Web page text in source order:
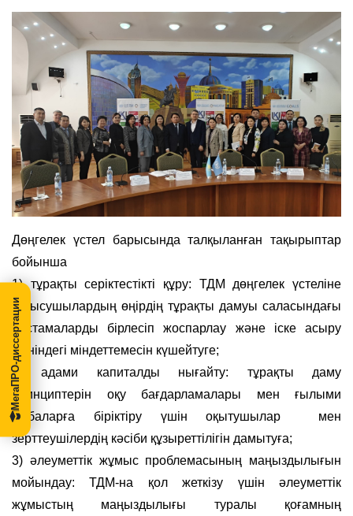
Дөңгелек үстел барысында талқыланған тақырыптар
бойынша
1) тұрақты серіктестікті құру: ТДМ дөңгелек үстеліне
қатысушылардың өңірдің тұрақты дамуы саласындағы
бастамаларды бірлесіп жоспарлау және іске асыру
жөніндегі міндеттемесін күшейтуге;
2) адами капиталды нығайту: тұрақты даму
принциптерін оқу бағдарламалары мен ғылыми
жобаларға біріктіру үшін оқытушылар мен
зерттеушілердің кәсіби құзыреттілігін дамытуға;
3) әлеуметтік жұмыс проблемасының маңыздылығын
мойындау: ТДМ-на қол жеткізу үшін әлеуметтік
жұмыстың маңыздылығы туралы қоғамның
МегаПРО-диссертации